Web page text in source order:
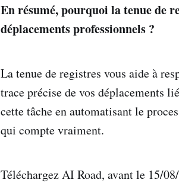
En résumé, pourquoi la tenue de
déplacements professionnels ?
La tenue de registres vous aide à
trace précise de vos déplacements
cette tâche en automatisant le
qui compte vraiment.
Téléchargez AI Road, avant le 15/